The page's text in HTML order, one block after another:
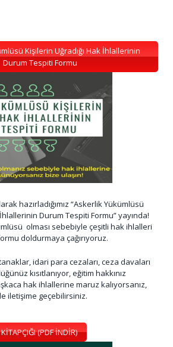
Kişilerin Uğradığı Hak İhlallerinin
Durum Tespiti Formu
hazırladığımız “Askerlik Yükümlüsü
Durum Tespiti Formu” yayında!
olması sebebiyle çeşitli hak ihlalleri
doldurmaya çağırıyoruz.
idari para cezaları, ceza davaları
kısıtlanıyor, eğitim hakkınız
hak ihlallerine maruz kalıyorsanız,
iletişime geçebilirsiniz.
(PDF İNDİR)